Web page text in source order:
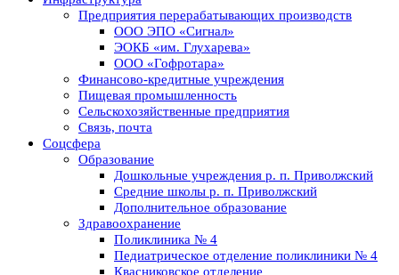
Предприятия перерабатывающих производств
ООО ЭПО «Сигнал»
ЭОКБ «им. Глухарева»
ООО «Гофротара»
Финансово-кредитные учреждения
Пищевая промышленность
Сельскохозяйственные предприятия
Связь, почта
Соцсфера
Образование
Дошкольные учреждения р. п. Приволжский
Средние школы р. п. Приволжский
Дополнительное образование
Здравоохранение
Поликлиника № 4
Педиатрическое отделение поликлиники № 4
Квасниковское отделение